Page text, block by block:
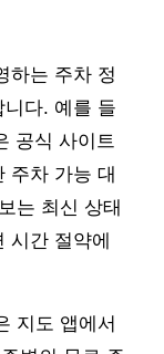
하는 주차 정
다. 예를 들
공식 사이트
주차 가능 대
는 최신 상태
시간 절약에
지도 앱에서